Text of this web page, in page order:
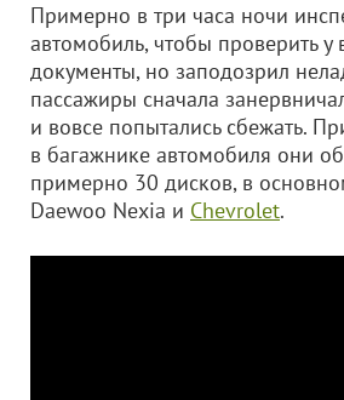
Примерно в три часа ночи
автомобиль, чтобы проверить у
документы, но заподозрил
пассажиры сначала
и вовсе попытались сбежать.
в багажнике автомобиля они
примерно 30 дисков, в
Daewoo Nexia и Chevrolet.